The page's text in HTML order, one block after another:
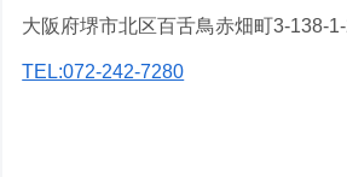
大阪府堺市北区百舌鳥赤畑町3-138-
TEL:072-242-7280